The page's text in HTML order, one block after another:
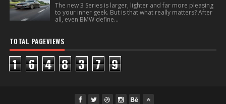
The new 3 Series is larger, lighter and far more pleasing
to your inner geek. But is that what really matters? After
all, even BMW define...
TOTAL PAGEVIEWS
1 6 4 8 3 7 9